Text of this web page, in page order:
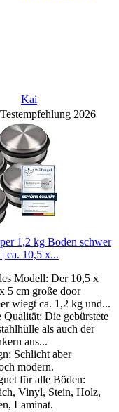
Kai
2026
1,2 kg Boden schwer
ca. 10,5 x...
Modell: Der 10,5 x
5 cm große door
wiegt ca. 1,2 kg und...
Qualität: Die gebürstete
als auch der
aus...
Schlicht aber
modern.
für alle Böden:
Vinyl, Stein, Holz,
Laminat.